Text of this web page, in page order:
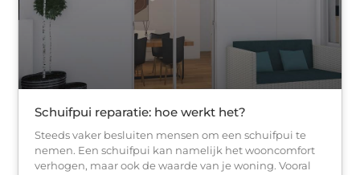
Schuifpui reparatie: hoe werkt het?
Steeds vaker besluiten mensen om een schuifpui te
nemen. Een schuifpui kan namelijk het wooncomfort
verhogen, maar ook de waarde van je woning. Vooral